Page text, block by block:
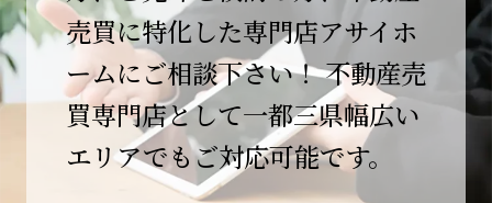
この節目を無事に迎えることができましたの
は、日頃よりご愛顧いただいているお客様、お
力添えをいただいている取引先の皆様、そして
支えてくださったすべての関係者の皆様のおか
げであり、心より深く感謝申し上げます。
10年という年月の中で、多くのご縁と学びをい
ただき、今日の当社があります。
売買に特化した専門店アサイホ
ームにご相談下さい！ 不動産売
買専門店として一都三県幅広い
エリアでもご対応可能です。